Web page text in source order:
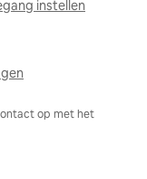
instellen
op met het